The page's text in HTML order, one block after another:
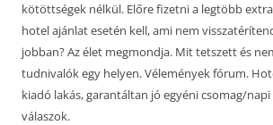
kötöttségek nélkül. Előre fizetni a legtöbb
hotel ajánlat esetén kell, ami nem
jobban? Az élet megmondja. Mit tetszett és
tudnivalók egy helyen. Vélemények fórum.
kiadó lakás, garantáltan jó egyéni csomag/napi
válaszok.